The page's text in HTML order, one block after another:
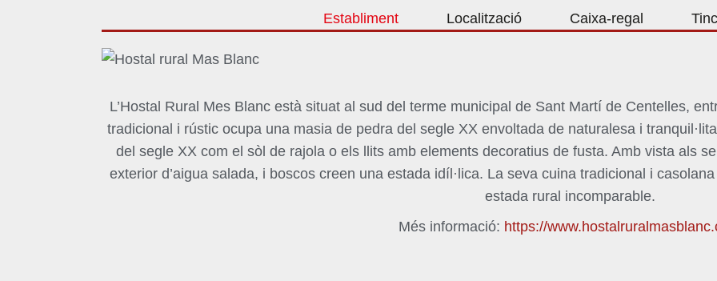
Establiment Localització Caixa-regal
L’Hostal Rural Mes Blancestà situat al sud del terme municipal de Sant Martí de Centelles,
tradicional i rústic ocupa una masia de pedra del segle XX envoltada de naturalesa i
del segle XX com el sòl de rajola o els llits amb elements decoratius de fusta. Amb vista als
exterior d’aigua salada, i boscos creen una estada idíl·lica. La seva cuina tradicional i
estada rural incomparable.
Més informació: https://